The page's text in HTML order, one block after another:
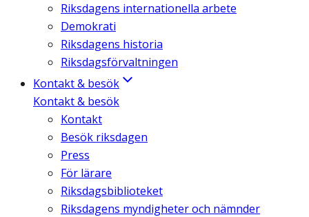
Riksdagens internationella arbete
Demokrati
Riksdagens historia
Riksdagsförvaltningen
Kontakt & besök
Kontakt & besök
Kontakt
Besök riksdagen
Press
För lärare
Riksdagsbiblioteket
Riksdagens myndigheter och nämnder